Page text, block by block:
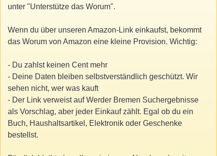
unter "Unterstütze das Worum".
Wenn du über unseren Amazon-Link einkaufst, bekommt
das Worum von Amazon eine kleine Provision. Wichtig:
- Du zahlst keinen Cent mehr
- Deine Daten bleiben selbstverständlich geschützt. Wir
sehen nicht, wer was kauft
- Der Link verweist auf Werder Bremen Suchergebnisse
als Vorschlag, aber jeder Einkauf zählt. Egal ob du ein
Buch, Haushaltsartikel, Elektronik oder Geschenke
bestellst.